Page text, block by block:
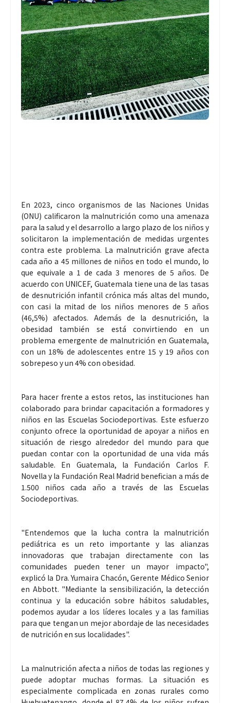
En 2023, cinco organismos de las Naciones Unidas
(ONU) calificaron la malnutrición como una amenaza
para la salud y el desarrollo a largo plazo de los niños y
solicitaron la implementación de medidas urgentes
contra este problema. La malnutrición grave afecta
cada año a 45 millones de niños en todo el mundo, lo
que equivale a 1 de cada 3 menores de 5 años. De
acuerdo con UNICEF, Guatemala tiene una de las tasas
de desnutrición infantil crónica más altas del mundo,
con casi la mitad de los niños menores de 5 años
(46,5%) afectados. Además de la desnutrición, la
obesidad también se está convirtiendo en un
problema emergente de malnutrición en Guatemala,
con un 18% de adolescentes entre 15 y 19 años con
sobrepeso y un 4% con obesidad.
Para hacer frente a estos retos, las instituciones han
colaborado para brindar capacitación a formadores y
niños en las Escuelas Sociodeportivas. Este esfuerzo
conjunto ofrece la oportunidad de apoyar a niños en
situación de riesgo alrededor del mundo para que
puedan contar con la oportunidad de una vida más
saludable. En Guatemala, la Fundación Carlos F.
Novella y la Fundación Real Madrid benefician a más de
1.500 niños cada año a través de las Escuelas
Sociodeportivas.
"Entendemos que la lucha contra la malnutrición
pediátrica es un reto importante y las alianzas
innovadoras que trabajan directamente con las
comunidades pueden tener un mayor impacto",
explicó la Dra. Yumaira Chacón, Gerente Médico Senior
en Abbott. "Mediante la sensibilización, la detección
continua y la educación sobre hábitos saludables,
podemos ayudar a los líderes locales y a las familias
para que tengan un mejor abordaje de las necesidades
de nutrición en sus localidades".
La malnutrición afecta a niños de todas las regiones y
puede adoptar muchas formas. La situación es
especialmente complicada en zonas rurales como